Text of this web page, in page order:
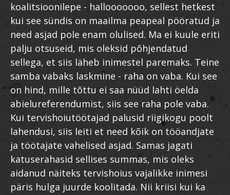
koalitsioonilepe - hallooooooo, sellest hetkest
kui see sündis on maailma peapeal pööratud ja
need asjad pole enam olulised. Ma ei kuule eriti
palju otsuseid, mis oleksid põhjendatud
sellega, et siis läheb inimestel paremaks. Teine
samba vabaks laskmine - raha on vaba. Kui see
on hind, mille tõttu ei saa nüüd lahti öelda
abielureferendumist, siis see raha pole vaba.
Kui tervishoiutöötajad palusid riigikogu poolt
lahendusi, siis leiti et need kõik on tööandjate
ja töötajate vahelised asjad. Samas jagati
katuserahasid sellises summas, mis oleks
aidanud näiteks tervishoius vajalikke inimesi
päris hulga juurde koolitada. Nii kriisi kui ka